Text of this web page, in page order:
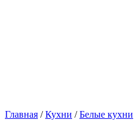
Главная /Кухни /Белые кухни